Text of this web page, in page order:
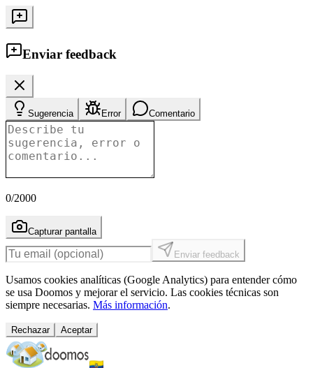
Enviar feedback
Sugerencia Error Comentario
0/2000
Capturar pantalla
Enviar feedback
Usamos cookies analíticas (Google Analytics) para entender cómo
se usa Doomos y mejorar el servicio. Las cookies técnicas son
siempre necesarias. Más información.
Rechazar Aceptar